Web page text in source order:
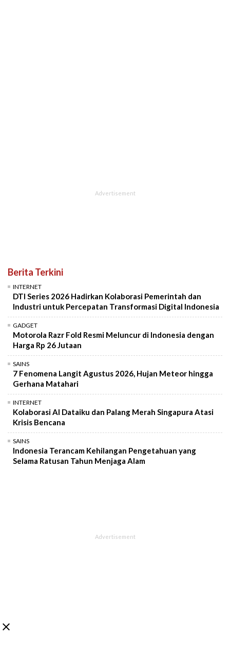
Berita Terkini
INTERNET
DTI Series 2026 Hadirkan Kolaborasi Pemerintah dan
Industri untuk Percepatan Transformasi Digital Indonesia
GADGET
Motorola Razr Fold Resmi Meluncur di Indonesia dengan
Harga Rp 26 Jutaan
SAINS
7 Fenomena Langit Agustus 2026, Hujan Meteor hingga
Gerhana Matahari
INTERNET
Kolaborasi AI Dataiku dan Palang Merah Singapura Atasi
Krisis Bencana
SAINS
Indonesia Terancam Kehilangan Pengetahuan yang
Selama Ratusan Tahun Menjaga Alam
